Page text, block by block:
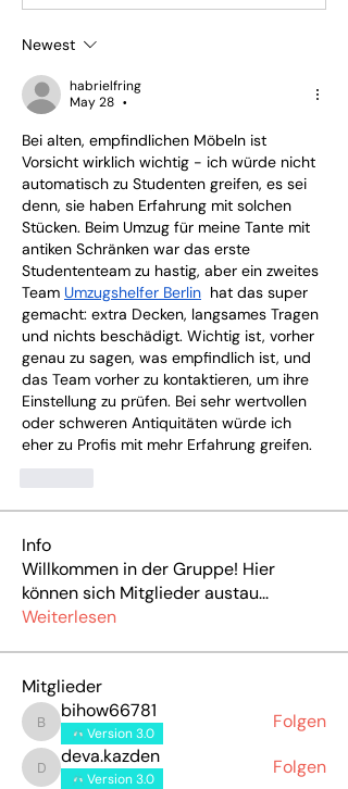
Newest
habrielfring
May 28
•
Bei alten, empfindlichen Möbeln ist
Vorsicht wirklich wichtig - ich würde nicht
automatisch zu Studenten greifen, es sei
denn, sie haben Erfahrung mit solchen
Stücken. Beim Umzug für meine Tante mit
antiken Schränken war das erste
Studententeam zu hastig, aber ein zweites
Team Umzugshelfer Berlin hat das super
gemacht: extra Decken, langsames Tragen
und nichts beschädigt. Wichtig ist, vorher
genau zu sagen, was empfindlich ist, und
das Team vorher zu kontaktieren, um ihre
Einstellung zu prüfen. Bei sehr wertvollen
oder schweren Antiquitäten würde ich
eher zu Profis mit mehr Erfahrung greifen.
Info
Willkommen in der Gruppe! Hier
können sich Mitglieder austau...
Weiterlesen
Mitglieder
bihow66781
bihow66781
Version 3.0
Folgen
deva.kazden
deva.kazden
Version 3.0
Folgen